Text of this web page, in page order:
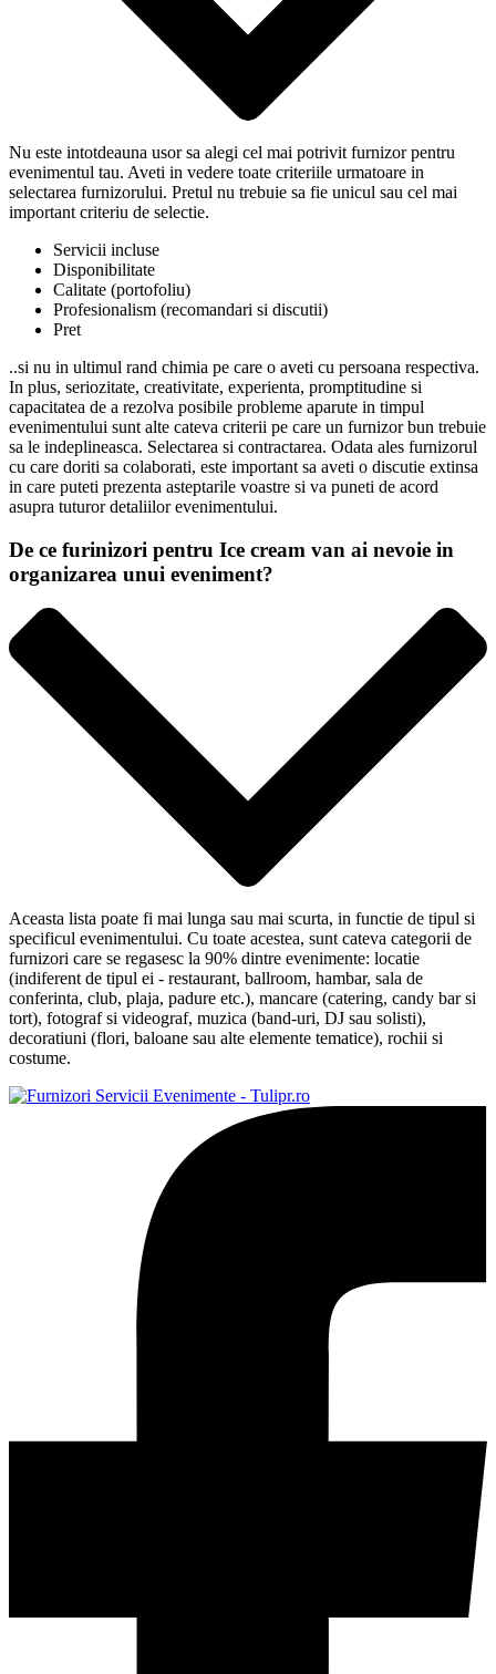
Nu este intotdeauna usor sa alegi cel mai potrivit furnizor pentru
evenimentul tau. Aveti in vedere toate criteriile urmatoare in
selectarea furnizorului. Pretul nu trebuie sa fie unicul sau cel mai
important criteriu de selectie.
Servicii incluse
Disponibilitate
Calitate (portofoliu)
Profesionalism (recomandari si discutii)
Pret
..si nu in ultimul rand chimia pe care o aveti cu persoana respectiva.
In plus, seriozitate, creativitate, experienta, promptitudine si
capacitatea de a rezolva posibile probleme aparute in timpul
evenimentului sunt alte cateva criterii pe care un furnizor bun trebuie
sa le indeplineasca. Selectarea si contractarea. Odata ales furnizorul
cu care doriti sa colaborati, este important sa aveti o discutie extinsa
in care puteti prezenta asteptarile voastre si va puneti de acord
asupra tuturor detaliilor evenimentului.
De ce furinizori pentru Ice cream van ai nevoie in
organizarea unui eveniment?
Aceasta lista poate fi mai lunga sau mai scurta, in functie de tipul si
specificul evenimentului. Cu toate acestea, sunt cateva categorii de
furnizori care se regasesc la 90% dintre evenimente: locatie
(indiferent de tipul ei - restaurant, ballroom, hambar, sala de
conferinta, club, plaja, padure etc.), mancare (catering, candy bar si
tort), fotograf si videograf, muzica (band-uri, DJ sau solisti),
decoratiuni (flori, baloane sau alte elemente tematice), rochii si
costume.